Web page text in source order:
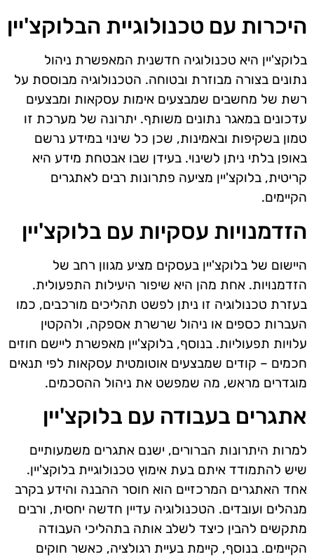
היכרות עם טכנולוגיית הבלוקצ'יין
בלוקצ'יין היא טכנולוגיה חדשנית המאפשרת ניהול
נתונים בצורה מבוזרת ובטוחה. הטכנולוגיה מבוססת על
רשת של מחשבים שמבצעים אימות עסקאות ומבצעים
עדכונים במאגר נתונים משותף. יתרונה של מערכת זו
טמון בשקיפות ובאמינות, שכן כל שינוי במידע נרשם
באופן בלתי ניתן לשינוי. בעידן שבו אבטחת מידע היא
קריטית, בלוקצ'יין מציעה פתרונות רבים לאתגרים
הקיימים.
הזדמנויות עסקיות עם בלוקצ'יין
היישום של בלוקצ'יין בעסקים מציע מגוון רחב של
הזדמנויות. אחת מהן היא שיפור היעילות התפעולית.
בעזרת טכנולוגיה זו ניתן לפשט תהליכים מורכבים, כמו
העברות כספים או ניהול שרשרת אספקה, ולהקטין
עלויות תפעוליות. בנוסף, בלוקצ'יין מאפשרת ליישם חוזים
חכמים – קודים שמבצעים אוטומטית עסקאות לפי תנאים
מוגדרים מראש, מה שמפשט את ניהול ההסכמים.
אתגרים בעבודה עם בלוקצ'יין
למרות היתרונות הברורים, ישנם אתגרים משמעותיים
שיש להתמודד איתם בעת אימוץ טכנולוגיית בלוקצ'יין.
אחד האתגרים המרכזיים הוא חוסר ההבנה והידע בקרב
מנהלים ועובדים. הטכנולוגיה עדיין חדשה יחסית, ורבים
מתקשים להבין כיצד לשלב אותה בתהליכי העבודה
הקיימים. בנוסף, קיימת בעיית רגולציה, כאשר חוקים